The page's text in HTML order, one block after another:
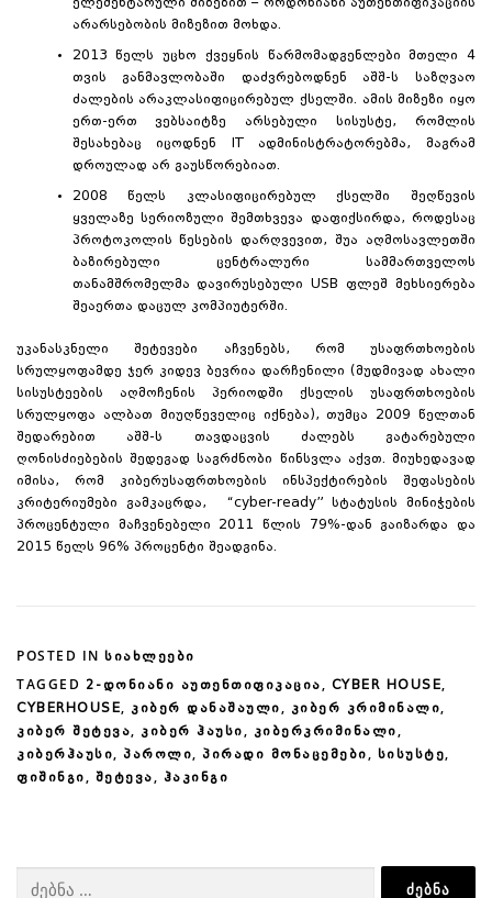
ელემენტარული მიზეზით – ორდონიანი აუთენთიფიკაციის
არარსებობის მიზეზით მოხდა.
2013 წელს უცხო ქვეყნის წარმომადგენლები მთელი 4
თვის განმავლობაში დაძვრებოდნენ აშშ-ს საზღვაო
ძალების არაკლასიფიცირებულ ქსელში. ამის მიზეზი იყო
ერთ-ერთ ვებსაიტზე არსებული სისუსტე, რომლის
შესახებაც იცოდნენ IT ადმინისტრატორებმა, მაგრამ
დროულად არ გაუსწორებიათ.
2008 წელს კლასიფიცირებულ ქსელში შეღწევის
ყველაზე სერიოზული შემთხვევა დაფიქსირდა, როდესაც
პროტოკოლის წესების დარღვევით, შუა აღმოსავლეთში
ბაზირებული ცენტრალური სამმართველოს
თანამშრომელმა დავირუსებული USB ფლეშ მეხსიერება
შეაერთა დაცულ კომპიუტერში.
უკანასკნელი შეტევები აჩვენებს, რომ უსაფრთხოების
სრულყოფამდე ჯერ კიდევ ბევრია დარჩენილი (მუდმივად ახალი
სისუსტეების აღმოჩენის პერიოდში ქსელის უსაფრთხოების
სრულყოფა ალბათ მიუღწეველიც იქნება), თუმცა 2009 წელთან
შედარებით აშშ-ს თავდაცვის ძალებს გატარებული
ღონისძიებების შედეგად საგრძნობი წინსვლა აქვთ. მიუხედავად
იმისა, რომ კიბერუსაფრთხოების ინსპექტირების შეფასების
კრიტერიუმები გამკაცრდა, “cyber-ready” სტატუსის მინიჭების
პროცენტული მაჩვენებელი 2011 წლის 79%-დან გაიზარდა და
2015 წელს 96% პროცენტი შეადგინა.
POSTED IN ᲡᲘᲐᲮᲚᲔᲔᲑᲘ
TAGGED 2-ᲓᲝᲜᲘᲐᲜᲘ ᲐᲣᲗᲔᲜᲗᲘᲤᲘᲙᲐᲪᲘᲐ, CYBER HOUSE,
CYBERHOUSE, ᲙᲘᲑᲔᲠ ᲓᲐᲜᲐᲨᲐᲣᲚᲘ, ᲙᲘᲑᲔᲠ ᲙᲠᲘᲛᲘᲜᲐᲚᲘ,
ᲙᲘᲑᲔᲠ ᲨᲔᲢᲔᲕᲐ, ᲙᲘᲑᲔᲠ ᲰᲐᲣᲡᲘ, ᲙᲘᲑᲔᲠᲙᲠᲘᲛᲘᲜᲐᲚᲘ,
ᲙᲘᲑᲔᲠᲰᲐᲣᲡᲘ, ᲞᲐᲠᲝᲚᲘ, ᲞᲘᲠᲐᲓᲘ ᲛᲝᲜᲐᲪᲔᲛᲔᲑᲘ, ᲡᲘᲡᲣᲡᲢᲔ,
ᲤᲘᲨᲘᲜᲒᲘ, ᲨᲔᲢᲔᲕᲐ, ᲰᲐᲙᲘᲜᲒᲘ